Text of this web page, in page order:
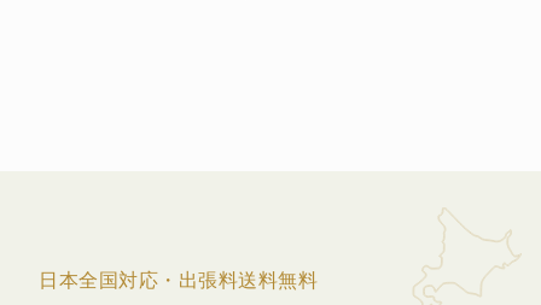
日本全国対応・出張料送料無料